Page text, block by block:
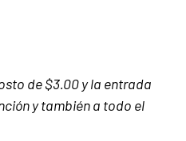
de $3.00 y la entrada
y también a todo el